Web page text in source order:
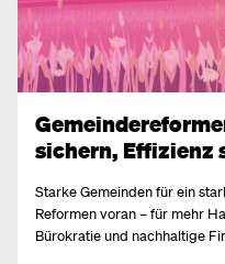
sichern, Effizienz
Starke Gemeinden für ein
Reformen voran – für mehr
Bürokratie und nachhaltige